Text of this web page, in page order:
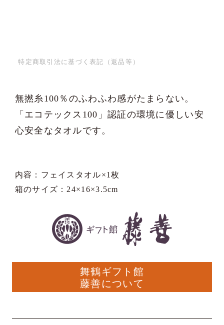
特定商取引法に基づく表記（返品等）
無撚糸100％のふわふわ感がたまらない。
「エコテックス100」認証の環境に優しい安
心安全なタオルです。
内容：フェイスタオル×1枚
箱のサイズ：24×16×3.5cm
舞鶴ギフト館
藤善について